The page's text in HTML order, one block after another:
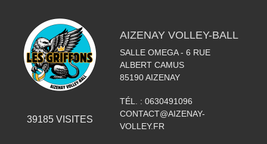
39185VISITES
AIZENAY VOLLEY-BALL
SALLE OMEGA - 6 RUE
ALBERT CAMUS
85190 AIZENAY
TÉL. : 0630491096
CONTACT@AIZENAY-
VOLLEY.FR